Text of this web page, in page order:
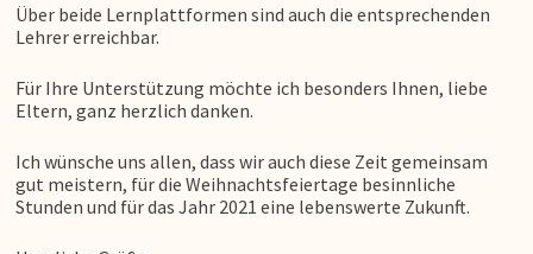
Über beide Lernplattformen sind auch die entsprechenden
Lehrer erreichbar.
Für Ihre Unterstützung möchte ich besonders Ihnen, liebe
Eltern, ganz herzlich danken.
Ich wünsche uns allen, dass wir auch diese Zeit gemeinsam
gut meistern, für die Weihnachtsfeiertage besinnliche
Stunden und für das Jahr 2021 eine lebenswerte Zukunft.